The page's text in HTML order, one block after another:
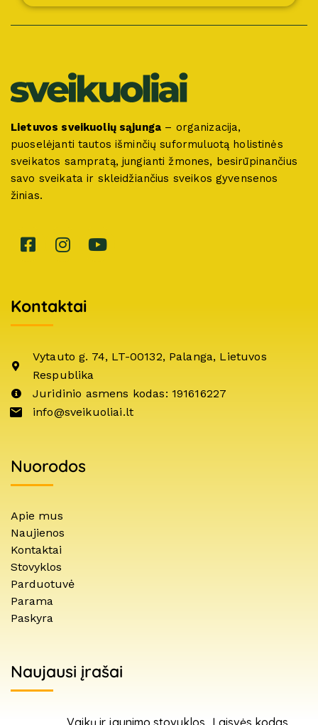
Lietuvos sveikuolių sąjunga – organizacija,
puoselėjanti tautos išminčių suformuluotą holistinės
sveikatos sampratą, jungianti žmones, besirūpinančius
savo sveikata ir skleidžiančius sveikos gyvensenos
žinias.
Kontaktai
Vytauto g. 74, LT-00132, Palanga, Lietuvos
Respublika
Juridinio asmens kodas: 191616227
info@sveikuoliai.lt
Nuorodos
Apie mus
Naujienos
Kontaktai
Stovyklos
Parduotuvė
Parama
Paskyra
Naujausi įrašai